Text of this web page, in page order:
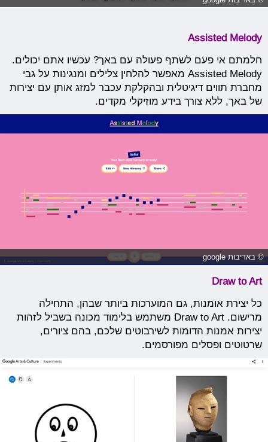
Assisted Melody
חלמתם אי פעם לשתף פעולה עם באך? עכשיו אתם יכולים.
Assisted Melody מאפשר להלחין צלילים ומנגינות על גבי
מחברת תווים דיגיטלית ובהקלקת עכבר למזג אותן עם יצירות
של באך, ללא צורך בידע מוזיקלי מקדים.
© באדיבות google
Draw to Art
כל יצירת אומנות, גם המוערכות ביותר שבהן, התחילה
מרישום. Draw to Art משתמש בלימוד מכונה בשביל לזהות
יצירות אמנות הדומות לשירבוטים שלכם, בהם ציורים,
שרטוטים ופסלים מפורסמים.